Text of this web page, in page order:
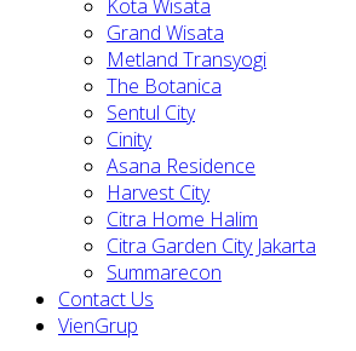
Kota Wisata
Grand Wisata
Metland Transyogi
The Botanica
Sentul City
Cinity
Asana Residence
Harvest City
Citra Home Halim
Citra Garden City Jakarta
Summarecon
Contact Us
VienGrup